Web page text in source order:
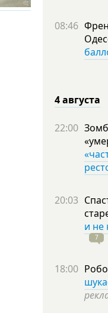
08:46
4 августа
22:00
20:03
и не
7
18:00